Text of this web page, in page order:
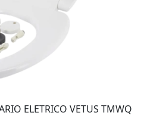
ELETRICO VETUS TMWQ